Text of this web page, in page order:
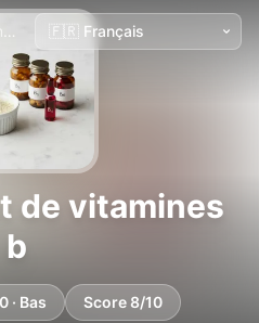
de vitamines
b
· Bas Score 8/10